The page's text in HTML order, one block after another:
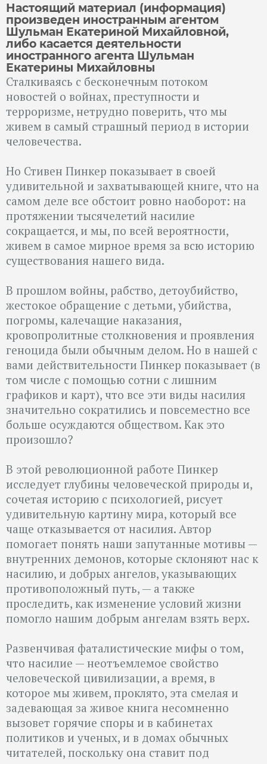
Настоящий материал (информация)
произведен иностранным агентом
Шульман Екатериной Михайловной,
либо касается деятельности
иностранного агента Шульман
Екатерины Михайловны
Сталкиваясь с бесконечным потоком
новостей о войнах, преступности и
терроризме, нетрудно поверить, что мы
живем в самый страшный период в истории
человечества.
Но Стивен Пинкер показывает в своей
удивительной и захватывающей книге, что на
самом деле все обстоит ровно наоборот: на
протяжении тысячелетий насилие
сокращается, и мы, по всей вероятности,
живем в самое мирное время за всю историю
существования нашего вида.
В прошлом войны, рабство, детоубийство,
жестокое обращение с детьми, убийства,
погромы, калечащие наказания,
кровопролитные столкновения и проявления
геноцида были обычным делом. Но в нашей с
вами действительности Пинкер показывает (в
том числе с помощью сотни с лишним
графиков и карт), что все эти виды насилия
значительно сократились и повсеместно все
больше осуждаются обществом. Как это
произошло?
В этой революционной работе Пинкер
исследует глубины человеческой природы и,
сочетая историю с психологией, рисует
удивительную картину мира, который все
чаще отказывается от насилия. Автор
помогает понять наши запутанные мотивы —
внутренних демонов, которые склоняют нас к
насилию, и добрых ангелов, указывающих
противоположный путь, — а также
проследить, как изменение условий жизни
помогло нашим добрым ангелам взять верх.
Развенчивая фаталистические мифы о том,
что насилие — неотъемлемое свойство
человеческой цивилизации, а время, в
которое мы живем, проклято, эта смелая и
задевающая за живое книга несомненно
вызовет горячие споры и в кабинетах
политиков и ученых, и в домах обычных
читателей, поскольку она ставит под